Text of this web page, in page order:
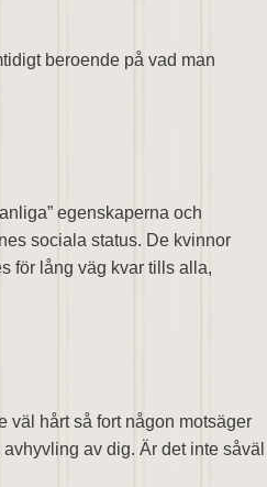
beroende på vad man
egenskaperna och
sociala status. De kvinnor
för lång väg kvar tills alla,
väl hårt så fort någon motsäger
av dig. Är det inte såväl